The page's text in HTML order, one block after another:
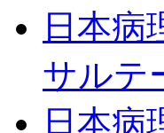
日本病
サルテ
日本病